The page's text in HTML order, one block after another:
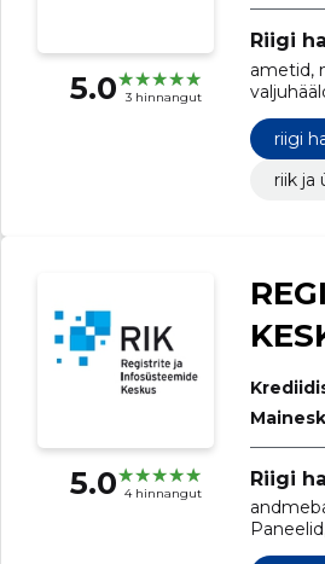
5.0 3 hinnangut
Riigi
ametid,
riigi
riik ja
5.0 4 hinnangut
Riigi